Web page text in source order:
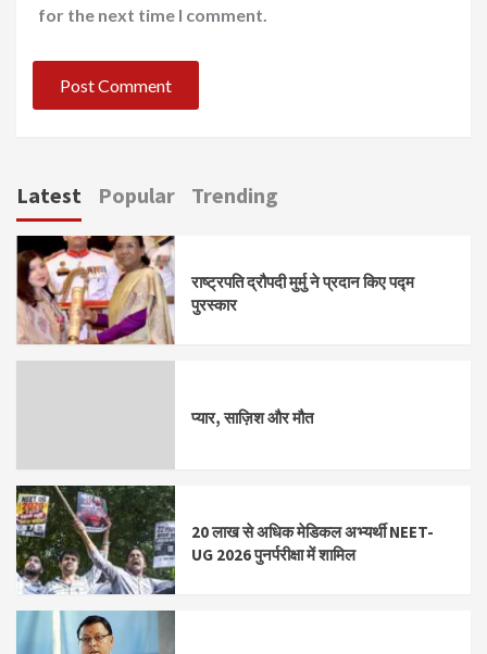
for the next time I comment.
Latest Popular Trending
राष्ट्रपति द्रौपदी मुर्मु ने प्रदान किए पद्म
पुरस्कार
प्यार, साज़िश और मौत
20 लाख से अधिक मेडिकल अभ्यर्थी NEET-
UG 2026 पुनर्परीक्षा में शामिल